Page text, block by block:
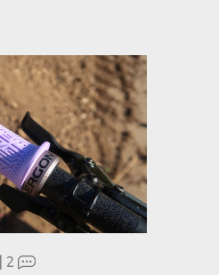
2